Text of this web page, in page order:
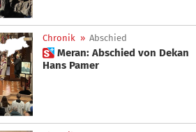
Chronik » Abschied
 Meran: Abschied von Dekan
Hans Pamer